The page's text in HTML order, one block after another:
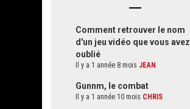
Comment retrouver le nom
d'un jeu vidéo que vous avez
oublié
Il y a 1 année 8 mois JEAN
Gunnm, le combat
Il y a 1 année 10 mois CHRIS